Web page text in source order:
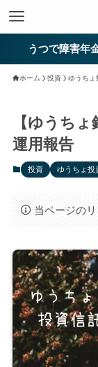
うつで障害年
ホーム 投資 ゆうちょ
【ゆうち
運用報告
投資 ゆうちょ投
当ページの